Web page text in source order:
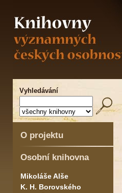
Vyhledávání
O projektu
Osobní knihovna
Mikoláše Alše
K. H. Borovského